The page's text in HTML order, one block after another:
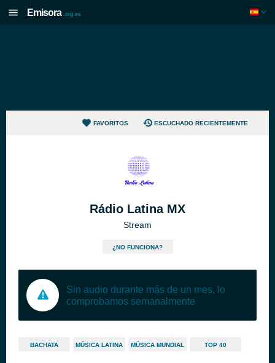
Emisora .org.es
FAVORITOS ESCUCHADO RECIENTEMENTE
Rádio Latina MX
Stream
¿NO FUNCIONA?
Sin audio durante más de un mes, lo
comprobamos semanalmente
BACHATA MÚSICA LATINA MÚSICA MUNDIAL TOP 40